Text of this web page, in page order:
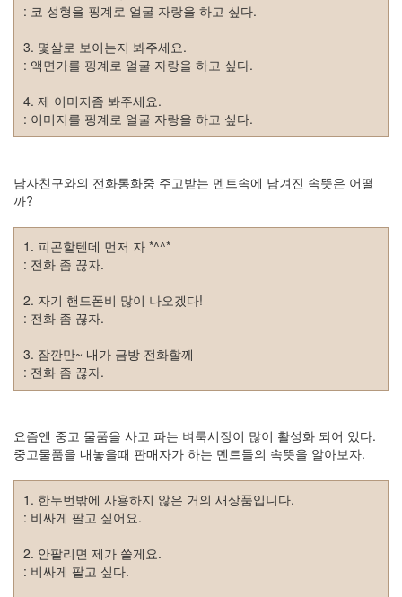
: 코 성형을 핑계로 얼굴 자랑을 하고 싶다.
3. 몇살로 보이는지 봐주세요.
: 액면가를 핑계로 얼굴 자랑을 하고 싶다.
4. 제 이미지좀 봐주세요.
: 이미지를 핑계로 얼굴 자랑을 하고 싶다.
남자친구와의 전화통화중 주고받는 멘트속에 남겨진 속뜻은 어떨
까?
1. 피곤할텐데 먼저 자 *^^*
: 전화 좀 끊자.
2. 자기 핸드폰비 많이 나오겠다!
: 전화 좀 끊자.
3. 잠깐만~ 내가 금방 전화할께
: 전화 좀 끊자.
요즘엔 중고 물품을 사고 파는 벼룩시장이 많이 활성화 되어 있다.
중고물품을 내놓을때 판매자가 하는 멘트들의 속뜻을 알아보자.
1. 한두번밖에 사용하지 않은 거의 새상품입니다.
: 비싸게 팔고 싶어요.
2. 안팔리면 제가 쓸게요.
: 비싸게 팔고 싶다.
절
주
절
Delphi
델
이
이
명
마
리
웨